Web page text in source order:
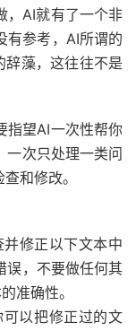
，AI就有了一个非
有参考，AI所谓的
辞藻，这往往不是
指望AI一次性帮你
一次只处理一类问
和修改。
并修正以下文本中
误，不要做任何其
准确性。
以把修正过的文